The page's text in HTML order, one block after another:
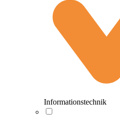
Informationstechnik